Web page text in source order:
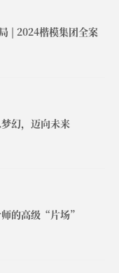
全案
幻，迈向未来
的高级“片场”